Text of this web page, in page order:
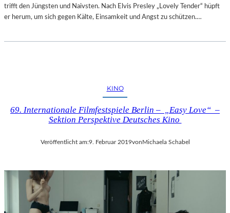
trifft den Jüngsten und Naivsten. Nach Elvis Presley „Lovely Tender“ hüpft
er herum, um sich gegen Kälte, Einsamkeit und Angst zu schützen.…
KINO
69. Internationale Filmfestspiele Berlin – „Easy Love“ –
Sektion Perspektive Deutsches Kino
Veröffentlicht am:9. Februar 2019von Michaela Schabel